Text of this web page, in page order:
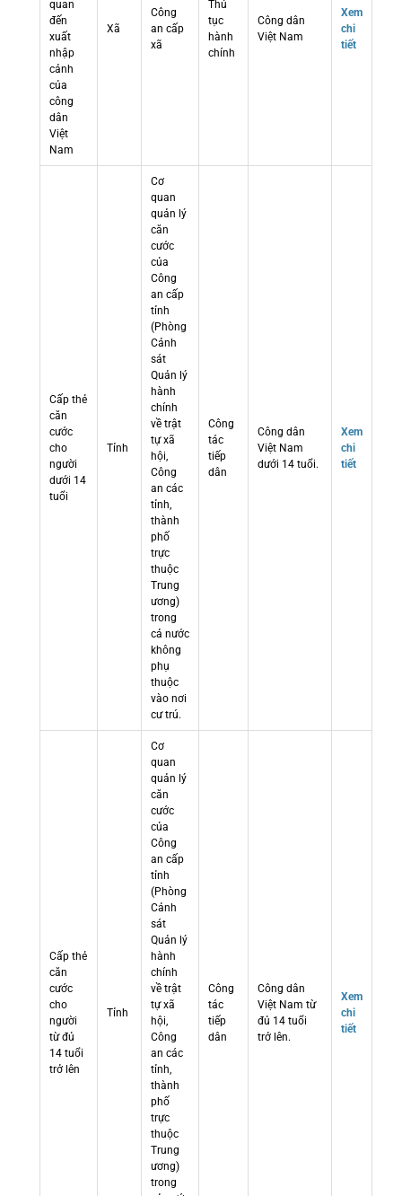
quan
đến
xuất
nhập
cảnh
của
công
dân
Việt
Nam
Xã
Công
an cấp
xã
Thủ
tục
hành
chính
Công dân
Việt Nam
Xem
chi
tiết
Cấp thẻ
căn
cước
cho
người
dưới 14
tuổi
Tỉnh
Cơ
quan
quản lý
căn
cước
của
Công
an cấp
tỉnh
(Phòng
Cảnh
sát
Quản lý
hành
chính
về trật
tự xã
hội,
Công
an các
tỉnh,
thành
phố
trực
thuộc
Trung
ương)
trong
cả nước
không
phụ
thuộc
vào nơi
cư trú.
Công
tác
tiếp
dân
Công dân
Việt Nam
dưới 14 tuổi.
Xem
chi
tiết
Cấp thẻ
căn
cước
cho
người
từ đủ
14 tuổi
trở lên
Tỉnh
Cơ
quan
quản lý
căn
cước
của
Công
an cấp
tỉnh
(Phòng
Cảnh
sát
Quản lý
hành
chính
về trật
tự xã
hội,
Công
an các
tỉnh,
thành
phố
trực
thuộc
Trung
ương)
trong
Công
tác
tiếp
dân
Công dân
Việt Nam từ
đủ 14 tuổi
trở lên.
Xem
chi
tiết